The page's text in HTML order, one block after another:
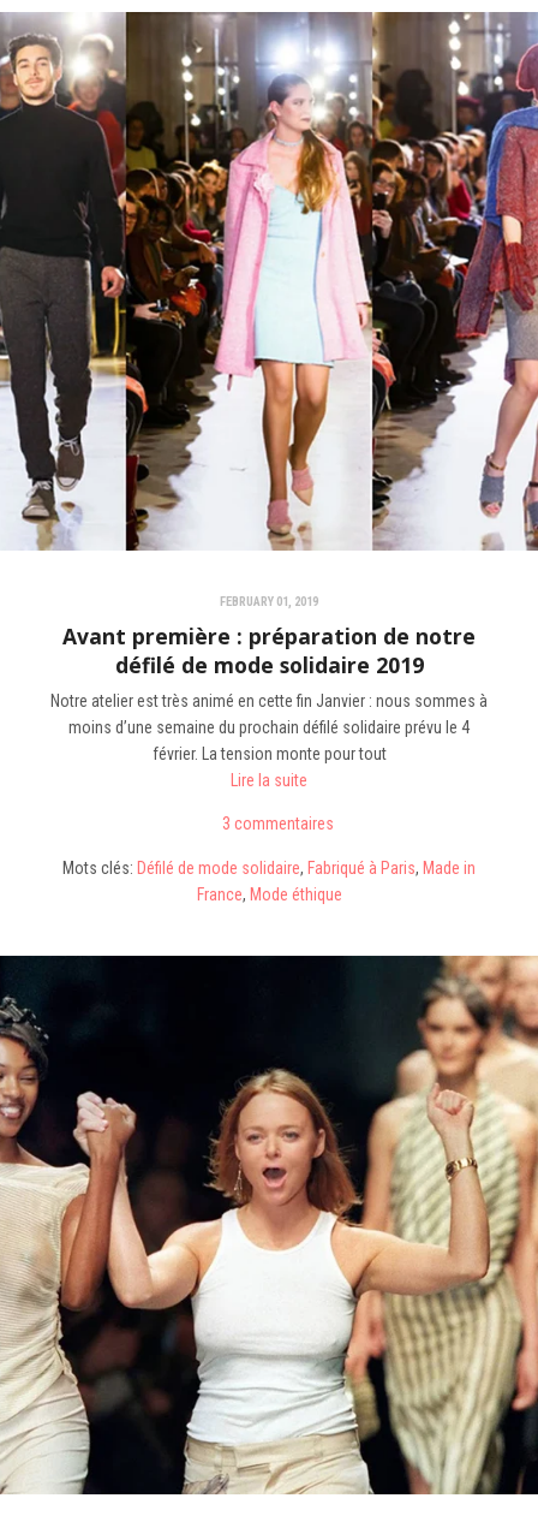
FEBRUARY 01, 2019
Avant première : préparation de notre
défilé de mode solidaire 2019
Notre atelier est très animé en cette fin Janvier : nous sommes à
moins d’une semaine du prochain défilé solidaire prévu le 4
février. La tension monte pour tout
Lire la suite
3 commentaires
Mots clés: Défilé de mode solidaire, Fabriqué à Paris, Made in
France, Mode éthique